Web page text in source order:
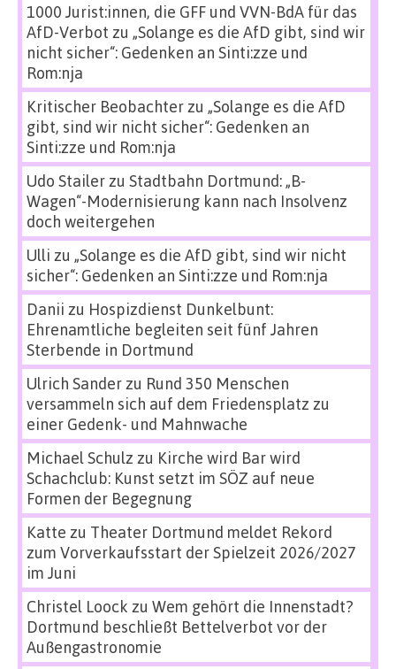
1000 Jurist:innen, die GFF und VVN-BdA für das
AfD-Verbot zu „Solange es die AfD gibt, sind wir
nicht sicher“: Gedenken an Sinti:zze und
Rom:nja
Kritischer Beobachterzu „Solange es die AfD
gibt, sind wir nicht sicher“: Gedenken an
Sinti:zze und Rom:nja
Udo Stailerzu Stadtbahn Dortmund: „B-
Wagen“-Modernisierung kann nach Insolvenz
doch weitergehen
Ulli zu „Solange es die AfD gibt, sind wir nicht
sicher“: Gedenken an Sinti:zze und Rom:nja
Danii zu Hospizdienst Dunkelbunt:
Ehrenamtliche begleiten seit fünf Jahren
Sterbende in Dortmund
Ulrich Sanderzu Rund 350 Menschen
versammeln sich auf dem Friedensplatz zu
einer Gedenk- und Mahnwache
Michael Schulz zu Kirche wird Bar wird
Schachclub: Kunst setzt im SÖZ auf neue
Formen der Begegnung
Katte zu Theater Dortmund meldet Rekord
zum Vorverkaufsstart der Spielzeit 2026/2027
im Juni
Christel Loock zu Wem gehört die Innenstadt?
Dortmund beschließt Bettelverbot vor der
Außengastronomie